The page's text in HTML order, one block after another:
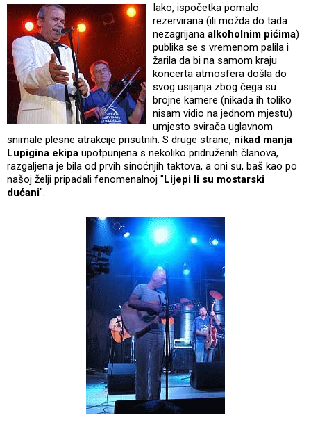
Iako, ispočetka pomalo
rezervirana (ili možda do tada
nezagrijana alkoholnim pićima)
publika se s vremenom palila i
žarila da bi na samom kraju
koncerta atmosfera došla do
svog usijanja zbog čega su
brojne kamere (nikada ih toliko
nisam vidio na jednom mjestu)
umjesto svirača uglavnom
snimale plesne atrakcije prisutnih. S druge strane, nikad manja
Lupigina ekipa upotpunjena s nekoliko pridruženih članova,
razgaljena je bila od prvih sinoćnjih taktova, a oni su, baš kao po
našoj želji pripadali fenomenalnoj "Lijepi li su mostarski
dućani".